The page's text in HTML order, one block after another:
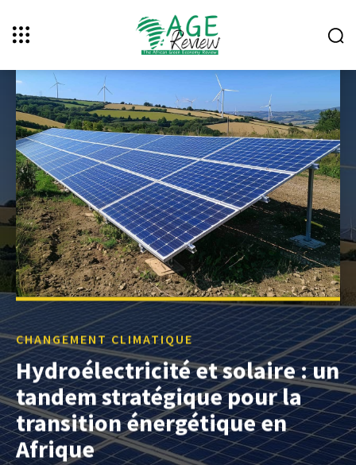
CHANGEMENT CLIMATIQUE
Hydroélectricité et solaire : un
tandem stratégique pour la
transition énergétique en
Afrique